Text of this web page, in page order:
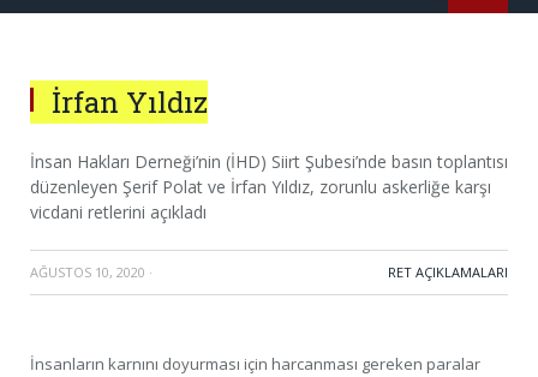
İrfan Yıldız
İnsan Hakları Derneği’nin (İHD) Siirt Şubesi’nde basın toplantısı
düzenleyen Şerif Polat ve İrfan Yıldız, zorunlu askerliğe karşı
vicdani retlerini açıkladı
AĞUSTOS 10, 2020 · RET AÇIKLAMALARI
İnsanların karnını doyurması için harcanması gereken paralar